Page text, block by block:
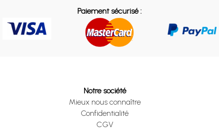
Paiement sécurisé :
Notre société
Mieux nous connaître
Confidentialité
CGV